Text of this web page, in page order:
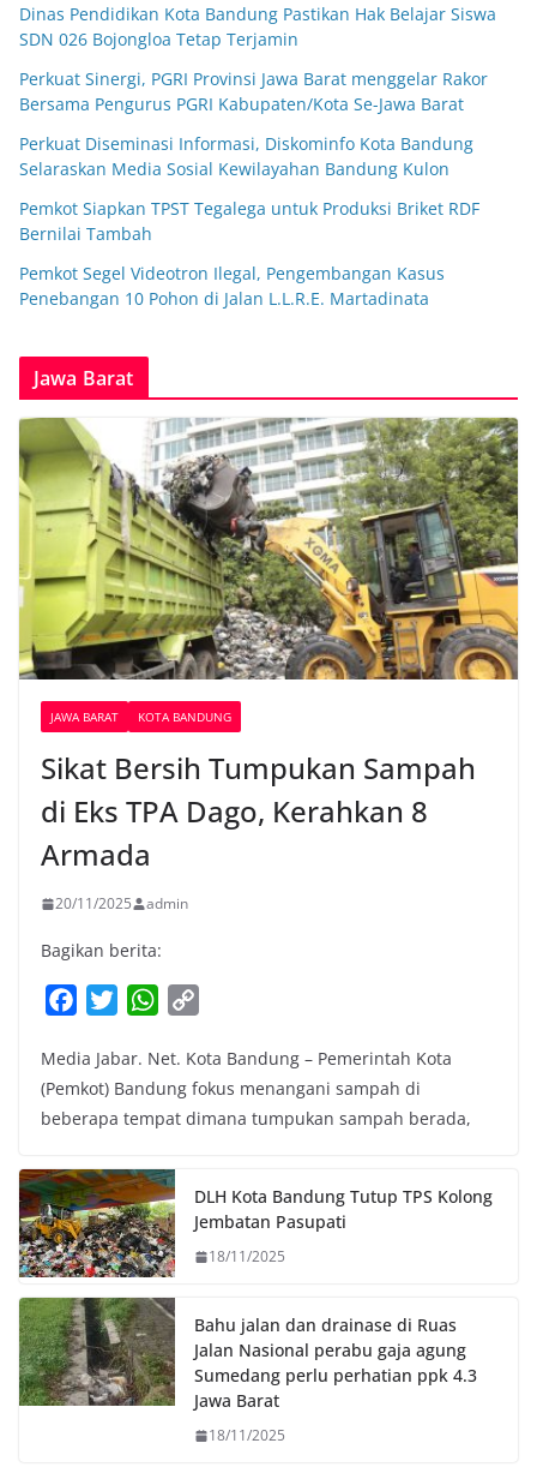
Dinas Pendidikan Kota Bandung Pastikan Hak Belajar Siswa
SDN 026 Bojongloa Tetap Terjamin
Perkuat Sinergi, PGRI Provinsi Jawa Barat menggelar Rakor
Bersama Pengurus PGRI Kabupaten/Kota Se-Jawa Barat
Perkuat Diseminasi Informasi, Diskominfo Kota Bandung
Selaraskan Media Sosial Kewilayahan Bandung Kulon
Pemkot Siapkan TPST Tegalega untuk Produksi Briket RDF
Bernilai Tambah
Pemkot Segel Videotron Ilegal, Pengembangan Kasus
Penebangan 10 Pohon di Jalan L.L.R.E. Martadinata
Jawa Barat
JAWA BARAT KOTA BANDUNG
Sikat Bersih Tumpukan Sampah
di Eks TPA Dago, Kerahkan 8
Armada
20/11/2025 admin
Bagikan berita:
c
e
b
o
k
i
t
t
r
W
a
t
s
p
p
p
y
L
n
k
Media Jabar. Net. Kota Bandung – Pemerintah Kota
(Pemkot) Bandung fokus menangani sampah di
beberapa tempat dimana tumpukan sampah berada,
DLH Kota Bandung Tutup TPS Kolong
Jembatan Pasupati
18/11/2025
Bahu jalan dan drainase di Ruas
Jalan Nasional perabu gaja agung
Sumedang perlu perhatian ppk 4.3
Jawa Barat
18/11/2025